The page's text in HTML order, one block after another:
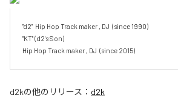
"d2"  Hip Hop Track maker , DJ  (since 1990)
"KT" (d2's Son)
Hip Hop Track maker , DJ  (since 2015)
d2kの他のリリース： d2k